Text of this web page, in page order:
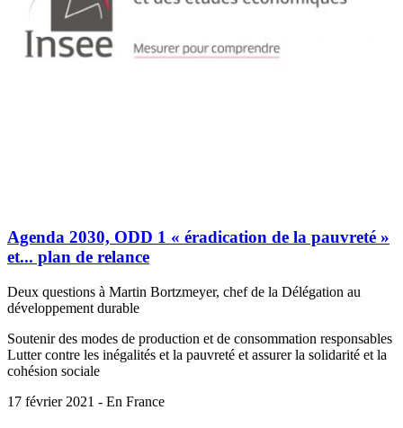
Agenda 2030, ODD 1 « éradication de la pauvreté »
et... plan de relance
Deux questions à Martin Bortzmeyer, chef de la Délégation au
développement durable
Soutenir des modes de production et de consommation responsables
Lutter contre les inégalités et la pauvreté et assurer la solidarité et la
cohésion sociale
17 février 2021 - En France